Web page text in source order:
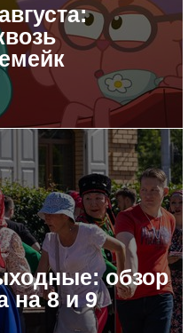
обзор
на 8 и 9